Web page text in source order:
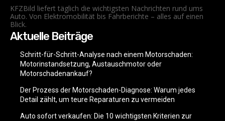
KFZBild liefert täglich die wichtigsten Nachrichten rund ums
Auto. Von Elektromobilität bis Fahrberichte – alles auf einen
Blick.
Aktuelle Beiträge
Schritt-für-Schritt-Analyse nach einem Motorschaden:
Motorinstandsetzung, Austauschmotor oder
Motorschadenankauf?
Der Prozess der Motorschaden-Diagnose: Warum jedes
Detail zählt, um teure Reparaturen zu vermeiden
Auto sofort verkaufen: Die 10 wichtigsten Kriterien zur